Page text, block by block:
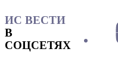
ИС ВЕСТИ
В
СОЦСЕТЯХ